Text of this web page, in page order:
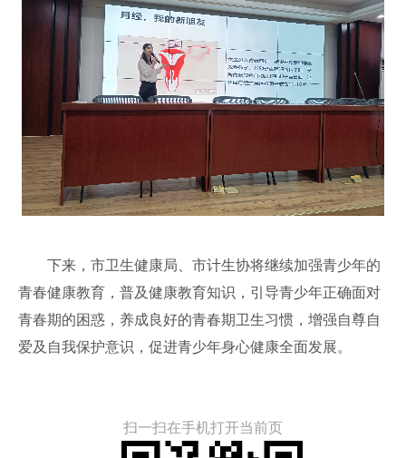
下来，市卫生健康局、市计生协将继续加强青少年的
青春健康教育，普及健康教育知识，引导青少年正确面对
青春期的困惑，养成良好的青春期卫生习惯，增强自尊自
爱及自我保护意识，促进青少年身心健康全面发展。
扫一扫在手机打开当前页